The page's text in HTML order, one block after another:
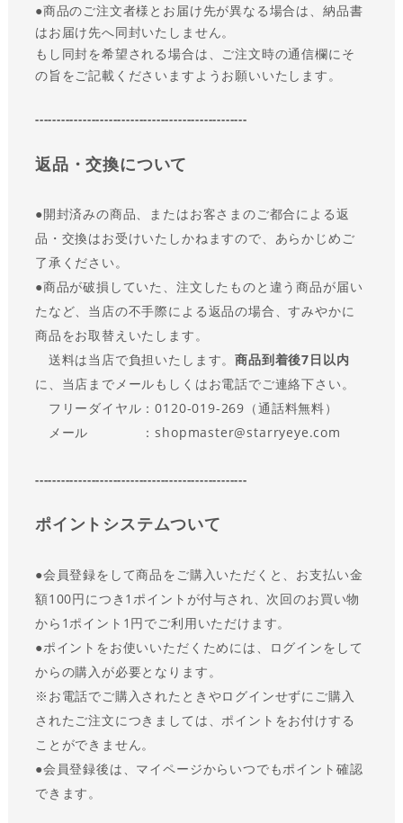
●商品のご注文者様とお届け先が異なる場合は、納品書
はお届け先へ同封いたしません。
もし同封を希望される場合は、ご注文時の通信欄にそ
の旨をご記載くださいますようお願いいたします。
-------------------------------------------------
返品・交換について
●開封済みの商品、またはお客さまのご都合による返
品・交換はお受けいたしかねますので、あらかじめご
了承ください。
●商品が破損していた、注文したものと違う商品が届い
たなど、当店の不手際による返品の場合、すみやかに
商品をお取替えいたします。
送料は当店で負担いたします。商品到着後7日以内
に、当店までメールもしくはお電話でご連絡下さい。
フリーダイヤル：0120-019-269（通話料無料）
メール ：shopmaster@starryeye.com
-------------------------------------------------
ポイントシステムついて
●会員登録をして商品をご購入いただくと、お支払い金
額100円につき1ポイントが付与され、次回のお買い物
から1ポイント1円でご利用いただけます。
●ポイントをお使いいただくためには、ログインをして
からの購入が必要となります。
※お電話でご購入されたときやログインせずにご購入
されたご注文につきましては、ポイントをお付けする
ことができません。
●会員登録後は、マイページからいつでもポイント確認
できます。